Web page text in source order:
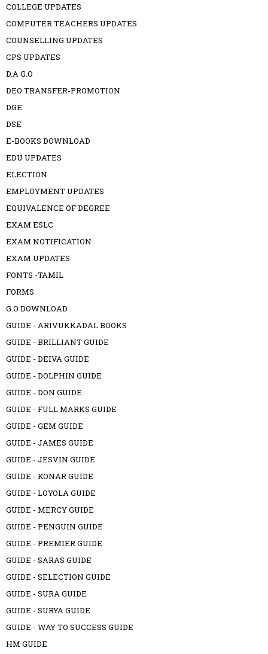
COLLEGE UPDATES
COMPUTER TEACHERS UPDATES
COUNSELLING UPDATES
CPS UPDATES
D.A G.O
DEO TRANSFER-PROMOTION
DGE
DSE
E-BOOKS DOWNLOAD
EDU UPDATES
ELECTION
EMPLOYMENT UPDATES
EQUIVALENCE OF DEGREE
EXAM ESLC
EXAM NOTIFICATION
EXAM UPDATES
FONTS -TAMIL
FORMS
G.O DOWNLOAD
GUIDE - ARIVUKKADAL BOOKS
GUIDE - BRILLIANT GUIDE
GUIDE - DEIVA GUIDE
GUIDE - DOLPHIN GUIDE
GUIDE - DON GUIDE
GUIDE - FULL MARKS GUIDE
GUIDE - GEM GUIDE
GUIDE - JAMES GUIDE
GUIDE - JESVIN GUIDE
GUIDE - KONAR GUIDE
GUIDE - LOYOLA GUIDE
GUIDE - MERCY GUIDE
GUIDE - PENGUIN GUIDE
GUIDE - PREMIER GUIDE
GUIDE - SARAS GUIDE
GUIDE - SELECTION GUIDE
GUIDE - SURA GUIDE
GUIDE - SURYA GUIDE
GUIDE - WAY TO SUCCESS GUIDE
HM GUIDE